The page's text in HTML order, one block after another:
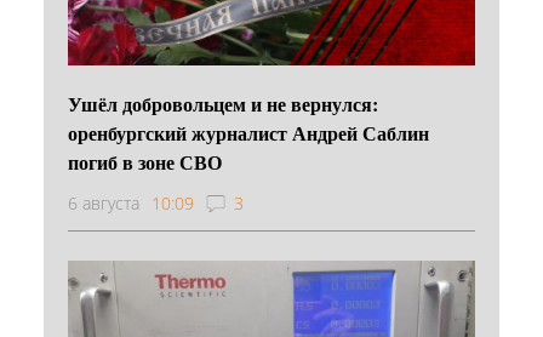
Ушёл добровольцем и не вернулся:
оренбургский журналист Андрей Саблин
погиб в зоне СВО
6 августа 10:09 3